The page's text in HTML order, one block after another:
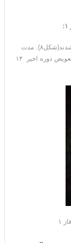
:
این آستر‌ها شامل ۱۰ عدد بودند که همگی تعویض شدند(شکل۸). مدت
زمان تعویض برابر با ۱۵ ساعت بود که مدت زمان تعویض دوره اخیر ۱۴